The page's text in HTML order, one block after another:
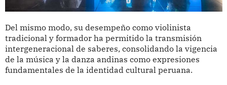
Del mismo modo, su desempeño como violinista
tradicional y formador ha permitido la transmisión
intergeneracional de saberes, consolidando la vigencia
de la música y la danza andinas como expresiones
fundamentales de la identidad cultural peruana.